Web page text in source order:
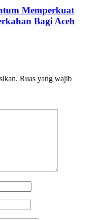
Memperkuat
Bagi Aceh
Ruas yang wajib